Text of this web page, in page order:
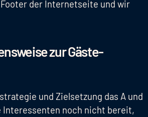
der Internetseite und wir
zur Gäste-
und Zielsetzung das A und
Interessenten noch nicht bereit,